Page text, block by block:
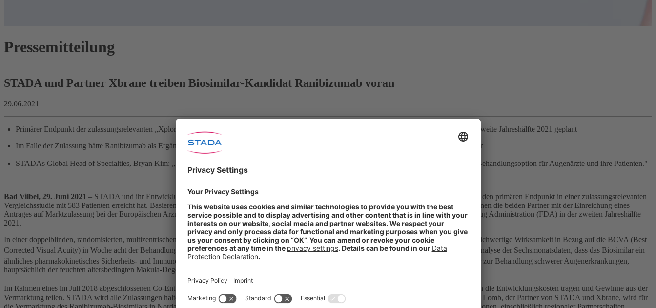
Pressemitteilung
STADA und Partner Xbrane treiben Biosimilar-Kandidat Ranibizumab voran
29.06.2021
Primärer Endpunkt der zulassungsrelevanten „Xplore“-Vergleichsstudie mit Ranibizumab erreicht; Zulassungsanträge in der EU und den USA für die zweite Jahreshälfte 2021 geplant
Im Falle der Zulassung hätte Ranibizumab als Ergänzung des Biosimilar-Portfolio von STADA Zugang zum milliardenschweren Augenheilkundesektor
STADAs Global Head of Specialties, Bryan Kim: „Wir begrüßen diesen wichtigen Schritt zur Verfügbarkeit einer hochwertigen und kostengünstigen Behandlungsoption für Augenärzte und ihre Patienten."
Bad Vilbel, 29. Juni 2021 – STADA und ihr Entwicklungspartner Xbrane Biopharma haben bekannt gegeben, dass ihr Biosimilar-Kandidat Ranibizumab den primären Endpunkt in einer zulassungsrelevanten
Vergleichsstudie mit 583 Patienten erreicht hat. Basierend auf den Zwischenergebnissen nach sechs Monaten der klinischen Phase-III-Studie "Xplore" rechnen die beiden Partner mit der Einreichung eines
Antrages auf Marktzulassung bei der Europäischen Arzneimittelbehörde (EMA) und eines Antrags auf Zulassung bei der US-amerikanischen Food and Drug Administration (FDA) in der zweiten Jahreshälfte
2021.
In einer doppelblinden, randomisierten, multizentrischen Studie erreichte der Ranibizumab-Biosimilar-Kandidat den primären Endpunkt und zeigte eine gleichwertige Wirksamkeit in Bezug auf die BCVA (Best
Corrected Visual Acuity) in Woche acht der Behandlung im Vergleich zum biologischen Referenzpräparat Lucentis®. Darüber hinaus zeigte die Zwischenanalyse der Sechsmonatsdaten, dass das Biosimilar ein
ähnliches pharmakokinetisches Sicherheits- und Immunogenitätsprofil aufweist wie Lucentis
handelt es sich um ein VEGF-α-Inhibitor, der zur Behandlung schwerer Augenerkrankungen,
hauptsächlich der feuchten altersbedingten Makula-Degeneration und des diabetischen Makulaödems
Im Rahmen eines im Juli 2018 abgeschlossenen Co-Entwicklungsvertrags für ein Biosimilar von Lucentis
werden STADA und Xbrane zu gleichen Teilen die Entwicklungskosten tragen und Gewinne aus der
Vermarktung teilen. STADA wird alle Zulassungen halten und für den Vertrieb und die Vermarktung des Produkts in Europa verantwortlich sein. Bausch + Lomb, der Partner von STADA und Xbrane, wird für
die Vermarktung des Ranibizumab-Biosimilars in Nordamerika verantwortlich sein. STADA und Xbrane prüfen derzeit weltweite Kommerzialisierungsoptionen, einschließlich regionaler Partnerschaften.